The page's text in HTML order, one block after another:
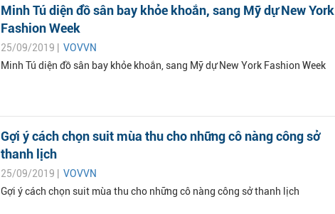
Minh Tú diện đồ sân bay khỏe khoắn, sang Mỹ dự New York
Fashion Week
25/09/2019 | VOVVN
Minh Tú diện đồ sân bay khỏe khoắn, sang Mỹ dự New York Fashion Week
Gợi ý cách chọn suit mùa thu cho những cô nàng công sở
thanh lịch
25/09/2019 | VOVVN
Gợi ý cách chọn suit mùa thu cho những cô nàng công sở thanh lịch